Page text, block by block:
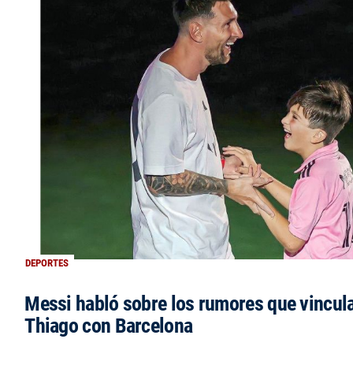
DEPORTES
Messi habló sobre los rumores que
Thiago con Barcelona